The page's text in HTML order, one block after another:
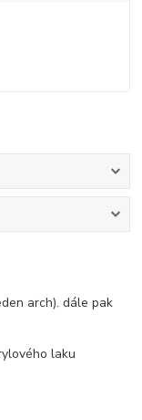
arch). dále pak
laku